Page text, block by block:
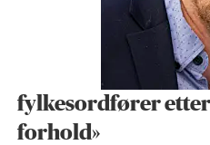
fylkesordfører
forhold»